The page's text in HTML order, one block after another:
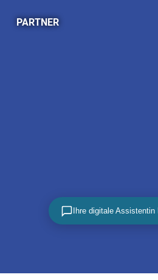
PARTNER
Ihre digitale Assistentin